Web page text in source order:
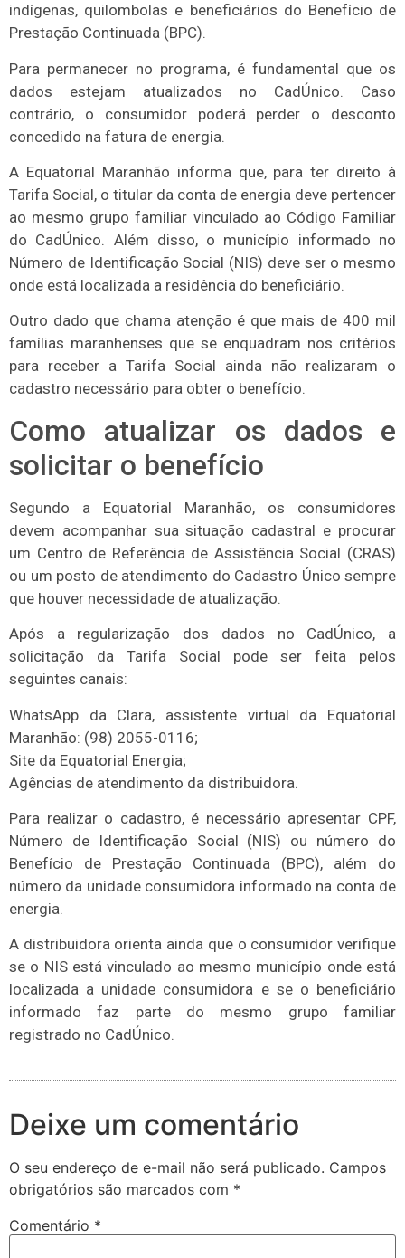
indígenas, quilombolas e beneficiários do Benefício de
Prestação Continuada (BPC).
Para permanecer no programa, é fundamental que os
dados estejam atualizados no CadÚnico. Caso
contrário, o consumidor poderá perder o desconto
concedido na fatura de energia.
A Equatorial Maranhão informa que, para ter direito à
Tarifa Social, o titular da conta de energia deve pertencer
ao mesmo grupo familiar vinculado ao Código Familiar
do CadÚnico. Além disso, o município informado no
Número de Identificação Social (NIS) deve ser o mesmo
onde está localizada a residência do beneficiário.
Outro dado que chama atenção é que mais de 400 mil
famílias maranhenses que se enquadram nos critérios
para receber a Tarifa Social ainda não realizaram o
cadastro necessário para obter o benefício.
Como atualizar os dados e
solicitar o benefício
Segundo a Equatorial Maranhão, os consumidores
devem acompanhar sua situação cadastral e procurar
um Centro de Referência de Assistência Social (CRAS)
ou um posto de atendimento do Cadastro Único sempre
que houver necessidade de atualização.
Após a regularização dos dados no CadÚnico, a
solicitação da Tarifa Social pode ser feita pelos
seguintes canais:
WhatsApp da Clara, assistente virtual da Equatorial
Maranhão: (98) 2055-0116;
Site da Equatorial Energia;
Agências de atendimento da distribuidora.
Para realizar o cadastro, é necessário apresentar CPF,
Número de Identificação Social (NIS) ou número do
Benefício de Prestação Continuada (BPC), além do
número da unidade consumidora informado na conta de
energia.
A distribuidora orienta ainda que o consumidor verifique
se o NIS está vinculado ao mesmo município onde está
localizada a unidade consumidora e se o beneficiário
informado faz parte do mesmo grupo familiar
registrado no CadÚnico.
Deixe um comentário
O seu endereço de e-mail não será publicado. Campos
obrigatórios são marcados com *
Comentário *